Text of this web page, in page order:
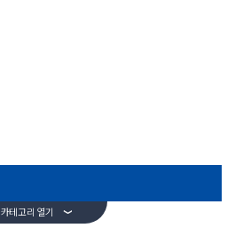
카테고리 열기